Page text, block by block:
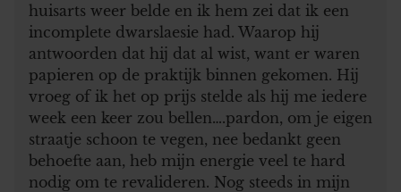
huisarts weer belde en ik hem zei dat ik een
incomplete dwarslaesie had. Waarop hij
antwoorden dat hij dat al wist, want er waren
papieren op de praktijk binnen gekomen. Hij
vroeg of ik het op prijs stelde als hij me iedere
week een keer zou bellen….pardon, om je eigen
straatje schoon te vegen, nee bedankt geen
behoefte aan, heb mijn energie veel te hard
nodig om te revalideren. Nog steeds in mijn